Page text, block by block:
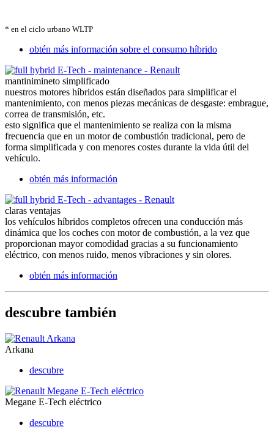
* en el ciclo urbano WLTP
obtén más información sobre el consumo híbrido
mantinimineto simplificado
nuestros motores híbridos están diseñados para simplificar el
mantenimiento, con menos piezas mecánicas de desgaste: embrague,
correa de transmisión, etc.
esto significa que el mantenimiento se realiza con la misma
frecuencia que en un motor de combustión tradicional, pero de
forma simplificada y con menores costes durante la vida útil del
vehículo.
obtén más información
claras ventajas
los vehículos híbridos completos ofrecen una conducción más
dinámica que los coches con motor de combustión, a la vez que
proporcionan mayor comodidad gracias a su funcionamiento
eléctrico, con menos ruido, menos vibraciones y sin olores.
obtén más información
descubre también
Arkana
descubre
Megane E-Tech eléctrico
descubre